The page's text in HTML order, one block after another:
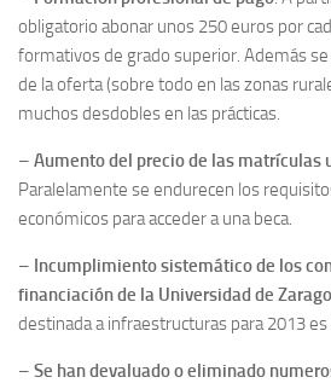
obligatorio abonar unos 250 euros por
formativos de grado superior. Además
de la oferta (sobre todo en las zonas
muchos desdobles en las prácticas.
– Aumento del precio de las matrículas
Paralelamente se endurecen los
económicos para acceder a una beca.
– Incumplimiento sistemático de los
financiación de la Universidad de
destinada a infraestructuras para 2013 es
– Se han devaluado o eliminado